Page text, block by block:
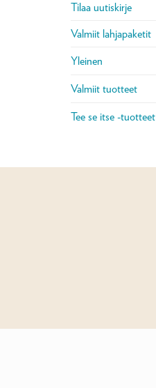
Tilaa uutiskirje
Valmiit lahjapaketit
Yleinen
Valmiit tuotteet
Tee se itse -tuotteet